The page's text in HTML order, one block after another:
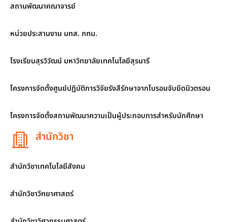
สถานพัฒนาคณาจารย์
หน่วยประสานงาน มทส. กทม.
โรงเรียนสุรวิวัฒน์ มหาวิทยาลัยเทคโนโลยีสุรนารี
โครงการจัดตั้งศูนย์ปฏิบัติการวิจัยรังสีรักษาจากโบรอนจับยึดนิวตรอน
โครงการจัดตั้งสถานพัฒนาความเป็นผู้ประกอบการสำหรับนักศึกษา
สำนักวิชา
สำนักวิชาเทคโนโลยีสังคม
สำนักวิชาวิทยาศาสตร์